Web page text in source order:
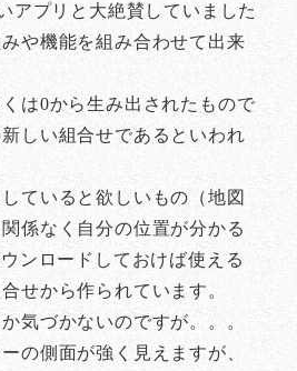
アプリと大絶賛していました
や機能を組み合わせて出来
は0から生み出されたもので
しい組合せであるといわれ
ていると欲しいもの（地図
係なく自分の位置が分かる
ンロードしておけば使える
せから作られています。
気づかないのですが。。。
の側面が強く見えますが、